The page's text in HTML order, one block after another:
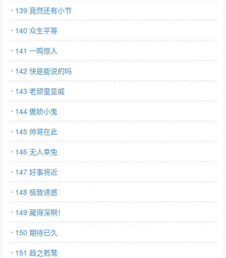
139 竟然还有小节
140 众生平等
141 一鸣惊人
142 快是能说的吗
143 老顽童显威
144 傲娇小鬼
145 帅哥在此
146 无人幸免
147 好事将近
148 极致诱惑
149 藏得深啊！
150 期待已久
151 趋之若鹜